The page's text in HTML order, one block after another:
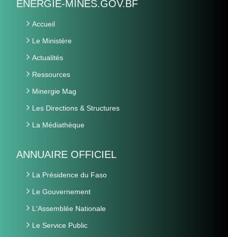
ENERGIE-MINES.GOV.BF
Accueil
Le Ministère
Actualités
Ressources
Minergie Mag
Les Directions & Structures
La Médiathèque
ANNUAIRE OFFICIEL
La Présidence du Faso
Le Gouvernement
L'Assemblée Nationale
Le Service Public